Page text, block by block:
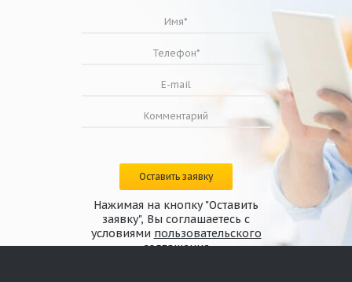
Оставить заявку
Нажимая на кнопку "Оставить
заявку", Вы соглашаетесь с
условиями пользовательского
соглашения